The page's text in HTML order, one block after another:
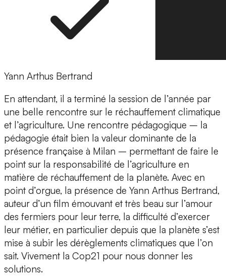
Yann Arthus Bertrand
En attendant, il a terminé la session de l’année par
une belle rencontre sur le réchauffement climatique
et l’agriculture. Une rencontre pédagogique – la
pédagogie était bien la valeur dominante de la
présence française à Milan – permettant de faire le
point sur la responsabilité de l’agriculture en
matière de réchauffement de la planète. Avec en
point d’orgue, la présence de Yann Arthus Bertrand,
auteur d’un film émouvant et très beau sur l’amour
des fermiers pour leur terre, la difficulté d’exercer
leur métier, en particulier depuis que la planète s’est
mise à subir les dérèglements climatiques que l’on
sait. Vivement la Cop21 pour nous donner les
solutions.